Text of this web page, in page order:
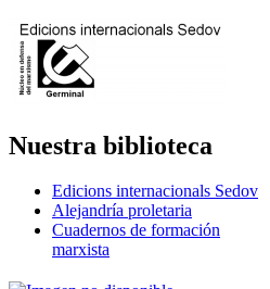
Nuestra biblioteca
Edicions internacionals Sedov
Alejandría proletaria
Cuadernos de formación
marxista